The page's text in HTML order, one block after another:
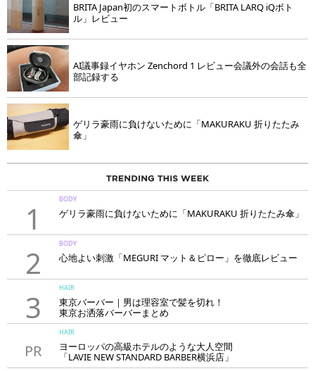
BRITA Japan初のスマートボトル「BRITA LARQ iQボト
ル」レビュー
AI議事録イヤホン Zenchord 1 レビュー会議外の会話も全
部記録する
ゲリラ豪雨に負けないために「MAKURAKU 折りたたみ
傘」
1
BODY
ゲリラ豪雨に負けないために「MAKURAKU 折りたたみ傘」
2
BODY
心地よい刺激「MEGURI マット＆ピロー」を徹底レビュー
3
HAIR
東京バーバー｜男は理容室で髪を切れ！
東京お洒落バーバーまとめ
PR
HAIR
ヨーロッパの高級ホテルのような大人空間
「LAVIE NEW STANDARD BARBER横浜店」